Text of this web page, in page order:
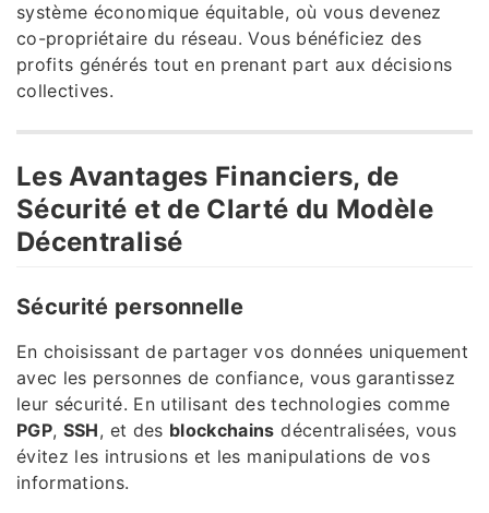
système économique équitable, où vous devenez
co-propriétaire du réseau. Vous bénéficiez des
profits générés tout en prenant part aux décisions
collectives.
Les Avantages Financiers, de
Sécurité et de Clarté du Modèle
Décentralisé
Sécurité personnelle
En choisissant de partager vos données uniquement
avec les personnes de confiance, vous garantissez
leur sécurité. En utilisant des technologies comme
PGP, SSH, et des blockchains décentralisées, vous
évitez les intrusions et les manipulations de vos
informations.